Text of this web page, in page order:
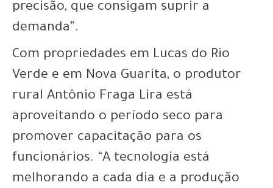
precisão, que consigam suprir a
demanda”.
Com propriedades em Lucas do Rio
Verde e em Nova Guarita, o produtor
rural Antônio Fraga Lira está
aproveitando o período seco para
promover capacitação para os
funcionários. “A tecnologia está
melhorando a cada dia e a produção